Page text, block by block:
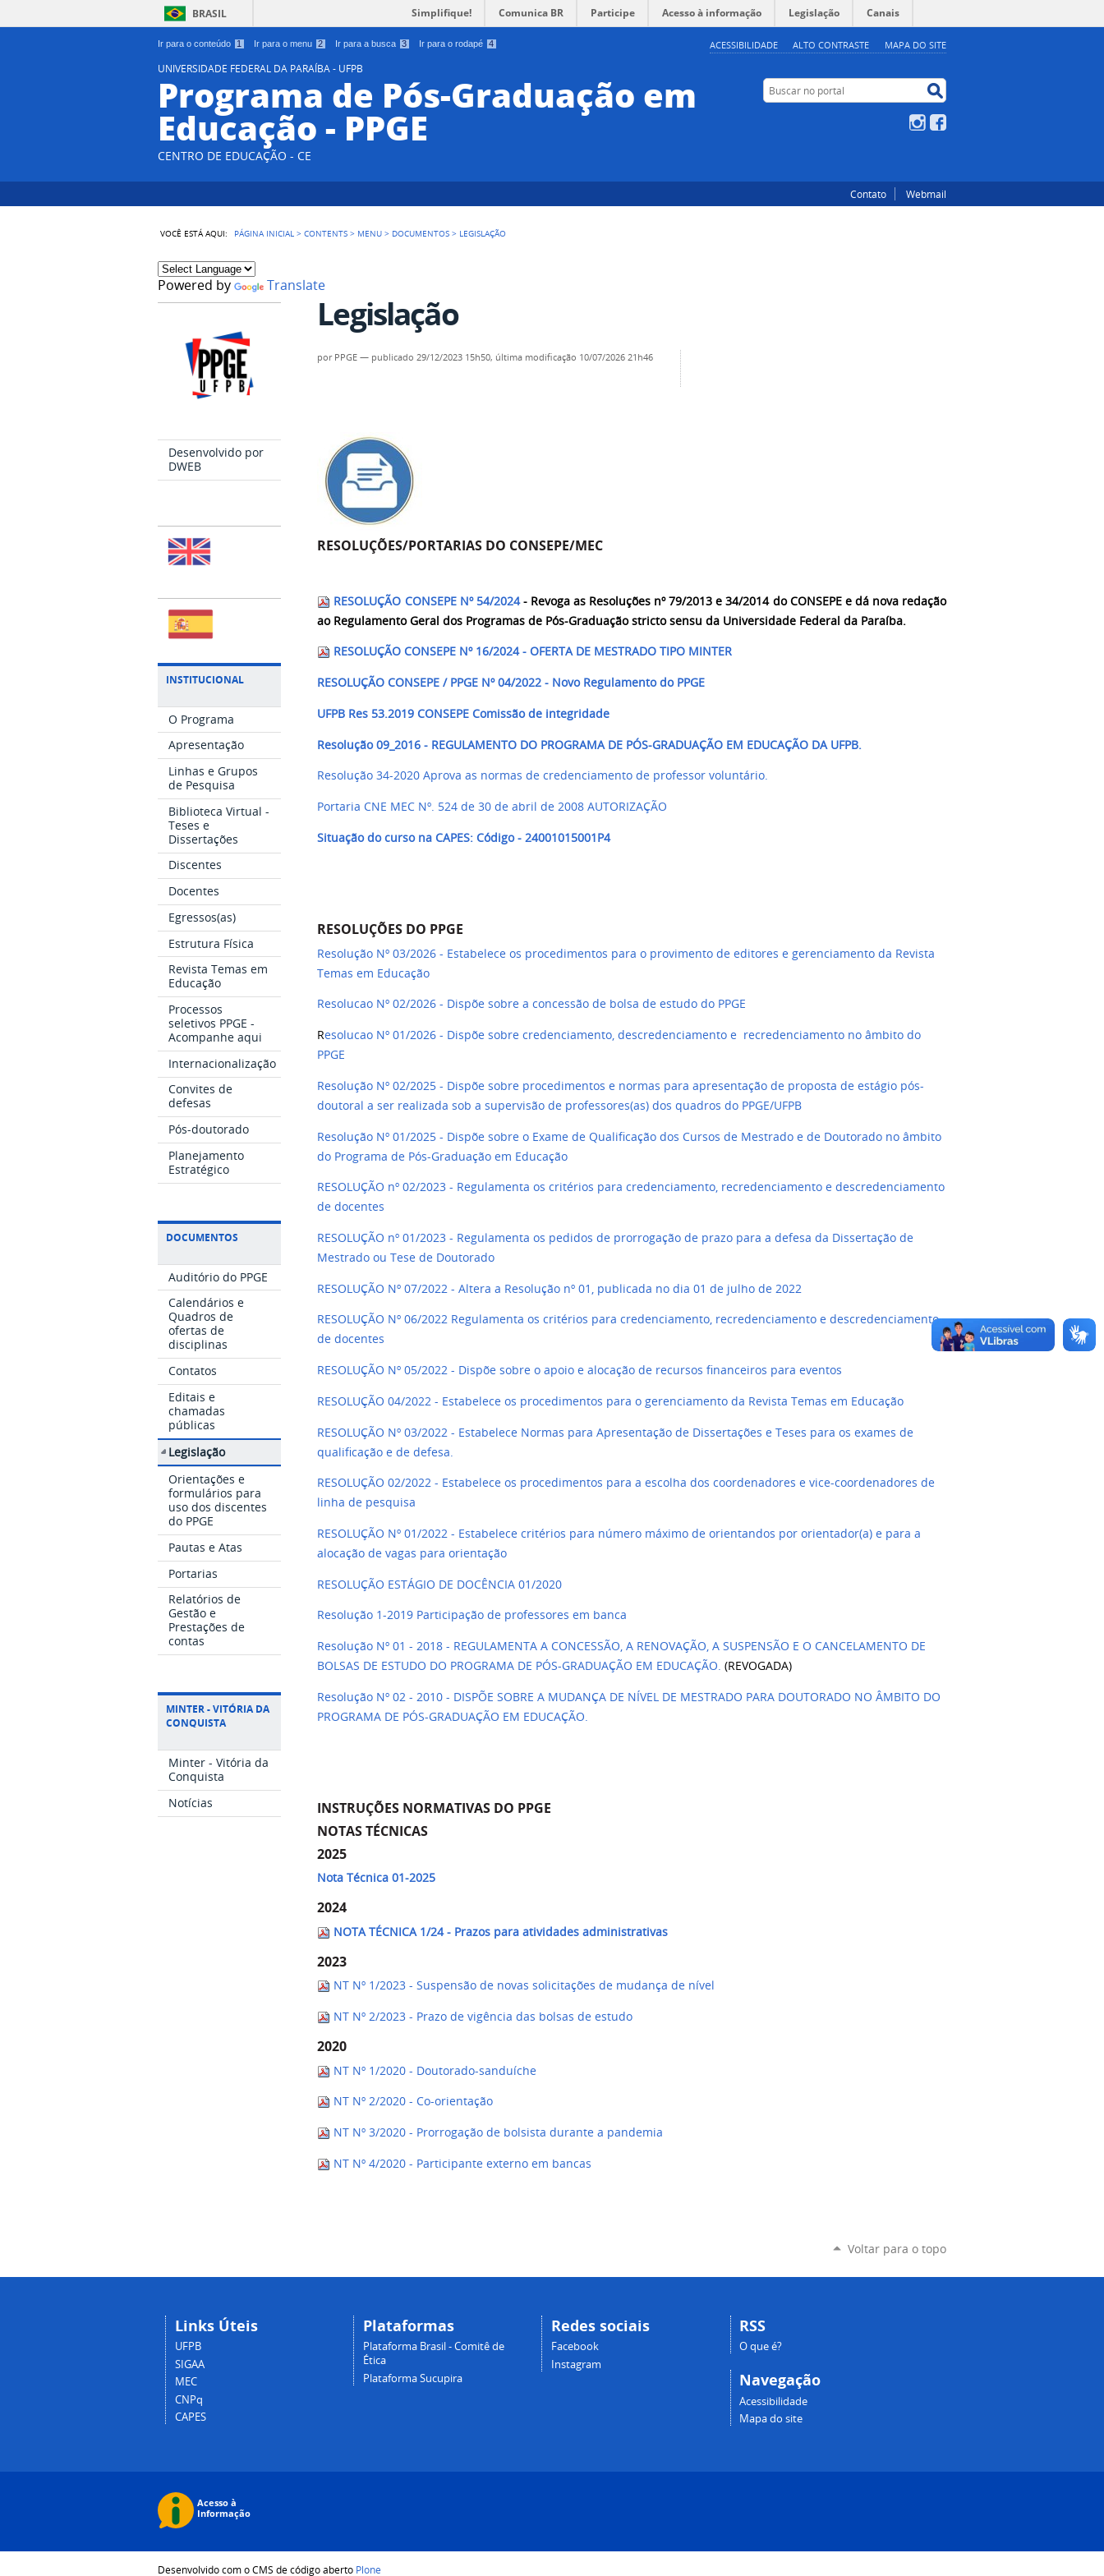
Ir para o conteúdo 1 Ir para o menu 2 Ir para a busca 3 Ir para o rodapé 4 ACESSIBILIDADE ALTO CONTRASTE MAPA DO SITE
BRASIL Simplifique! Comunica BR Participe Acesso à informação Legislação Canais
UNIVERSIDADE FEDERAL DA PARAÍBA - UFPB
Programa de Pós-Graduação em
Educação - PPGE
CENTRO DE EDUCAÇÃO - CE
Buscar no portal
Instagram
Contato Webmail
VOCÊ ESTÁ AQUI: PÁGINA INICIAL >CONTENTS > MENU > DOCUMENTOS > LEGISLAÇÃO
Powered by Translate
Desenvolvido por
DWEB
INSTITUCIONAL
O Programa
Apresentação
Linhas e Grupos
de Pesquisa
Biblioteca Virtual -
Teses e
Dissertações
Discentes
Docentes
Egressos(as)
Estrutura Física
Revista Temas em
Educação
Processos
seletivos PPGE -
Acompanhe aqui
Internacionalização
Convites de
defesas
Pós-doutorado
Planejamento
Estratégico
DOCUMENTOS
Auditório do PPGE
Calendários e
Quadros de
ofertas de
disciplinas
Contatos
Editais e
chamadas
públicas
Legislação
Orientações e
formulários para
uso dos discentes
do PPGE
Pautas e Atas
Portarias
Relatórios de
Gestão e
Prestações de
contas
MINTER - VITÓRIA DA
CONQUISTA
Minter - Vitória da
Conquista
Notícias
Legislação
por PPGE — publicado 29/12/2023 15h50, última modificação 10/07/2026 21h46
RESOLUÇÕES/PORTARIAS DO CONSEPE/MEC
RESOLUÇÃO CONSEPE Nº 54/2024- Revoga as Resoluções nº 79/2013 e 34/2014 do CONSEPE e dá nova redação
ao Regulamento Geral dos Programas de Pós-Graduaçãostricto sensuda Universidade Federal da Paraíba.
RESOLUÇÃO CONSEPE Nº 16/2024 - OFERTA DE MESTRADO TIPO MINTER
RESOLUÇÃO CONSEPE / PPGE Nº 04/2022 - Novo Regulamento do PPGE
UFPB Res 53.2019 CONSEPE Comissão de integridade
Resolução 09_2016 - REGULAMENTO DO PROGRAMA DE PÓS-GRADUAÇÃO EM EDUCAÇÃO DA UFPB.
Resolução 34-2020 Aprova as normas de credenciamento de professor voluntário.
Portaria CNE MEC Nº. 524 de 30 de abril de 2008 AUTORIZAÇÃO
Situação do curso na CAPES: Código - 24001015001P4
RESOLUÇÕES DO PPGE
Resolução Nº 03/2026 - Estabelece os procedimentos para o provimento de editores e gerenciamento da Revista
Temas em Educação
Resolucao Nº 02/2026 - Dispõe sobre a concessão de bolsa de estudo do PPGE
Resolucao Nº 01/2026 - Dispõe sobre credenciamento, descredenciamento e recredenciamento no âmbito do
PPGE
Resolução Nº 02/2025 - Dispõe sobre procedimentos e normas para apresentação de proposta de estágio pós-
doutoral a ser realizada sob a supervisão de professores(as) dos quadros do PPGE/UFPB
Resolução Nº 01/2025 - Dispõe sobre o Exame de Qualificação dos Cursos de Mestrado e de Doutorado no âmbito
do Programa de Pós-Graduação em Educação
RESOLUÇÃO nº 02/2023 - Regulamenta os critérios para credenciamento, recredenciamento e descredenciamento
de docentes
RESOLUÇÃO nº 01/2023 - Regulamenta os pedidos de prorrogação de prazo para a defesa da Dissertação de
Mestrado ou Tese de Doutorado
RESOLUÇÃO Nº 07/2022 - Altera a Resolução nº 01, publicada no dia 01 de julho de 2022
RESOLUÇÃO Nº 06/2022 Regulamenta os critérios para credenciamento, recredenciamento e descredenciamento
de docentes
RESOLUÇÃO Nº 05/2022 - Dispõe sobre o apoio e alocação de recursos financeiros para eventos
RESOLUÇÃO 04/2022 - Estabelece os procedimentos para o gerenciamento da Revista Temas em Educação
RESOLUÇÃO Nº 03/2022 - Estabelece Normas para Apresentação de Dissertações e Teses para os exames de
qualificação e de defesa.
RESOLUÇÃO 02/2022 - Estabelece os procedimentos para a escolha dos coordenadores e vice-coordenadores de
linha de pesquisa
RESOLUÇÃO Nº 01/2022 - Estabelece critérios para número máximo de orientandos por orientador(a) e para a
alocação de vagas para orientação
RESOLUÇÃO ESTÁGIO DE DOCÊNCIA 01/2020
Resolução 1-2019 Participação de professores em banca
Resolução Nº 01 - 2018 - REGULAMENTA A CONCESSÃO, A RENOVAÇÃO, A SUSPENSÃO E O CANCELAMENTO DE
BOLSAS DE ESTUDO DO PROGRAMA DE PÓS-GRADUAÇÃO EM EDUCAÇÃO. (REVOGADA)
Resolução Nº 02 - 2010 - DISPÕE SOBRE A MUDANÇA DE NÍVEL DE MESTRADO PARA DOUTORADO NO ÂMBITO DO
PROGRAMA DE PÓS-GRADUAÇÃO EM EDUCAÇÃO.
INSTRUÇÕES NORMATIVAS DO PPGE
NOTAS TÉCNICAS
2025
Nota Técnica 01-2025
2024
NOTA TÉCNICA 1/24 - Prazos para atividades administrativas
2023
NT Nº 1/2023 - Suspensão de novas solicitações de mudança de nível
NT Nº 2/2023 - Prazo de vigência das bolsas de estudo
2020
NT Nº 1/2020 - Doutorado-sanduíche
NT Nº 2/2020 - Co-orientação
NT Nº 3/2020 - Prorrogação de bolsista durante a pandemia
NT Nº 4/2020 - Participante externo em bancas
Voltar para o topo
Links Úteis
UFPB
SIGAA
MEC
CNPq
CAPES
Plataformas
Plataforma Brasil - Comitê de
Ética
Plataforma Sucupira
Redes sociais
Facebook
Instagram
RSS
O que é?
Navegação
Acessibilidade
Mapa do site
Desenvolvido com o CMS de código aberto Plone